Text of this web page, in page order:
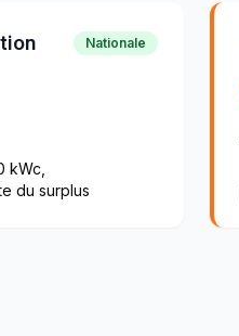
Nationale
kWc,
du surplus